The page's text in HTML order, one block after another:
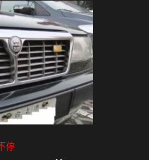
站，基地面積達
，導入現代化維修
配備 10 個專業保修
等待時間，提升整體
過原…
停